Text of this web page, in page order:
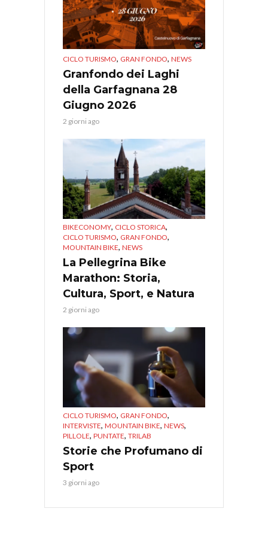
CICLO TURISMO, GRAN FONDO, NEWS
Granfondo dei Laghi
della Garfagnana 28
Giugno 2026
2 giorni ago
BIKECONOMY, CICLO STORICA,
CICLO TURISMO, GRAN FONDO,
MOUNTAIN BIKE, NEWS
La Pellegrina Bike
Marathon: Storia,
Cultura, Sport, e Natura
2 giorni ago
CICLO TURISMO, GRAN FONDO,
INTERVISTE, MOUNTAIN BIKE, NEWS,
PILLOLE, PUNTATE, TRILAB
Storie che Profumano di
Sport
3 giorni ago